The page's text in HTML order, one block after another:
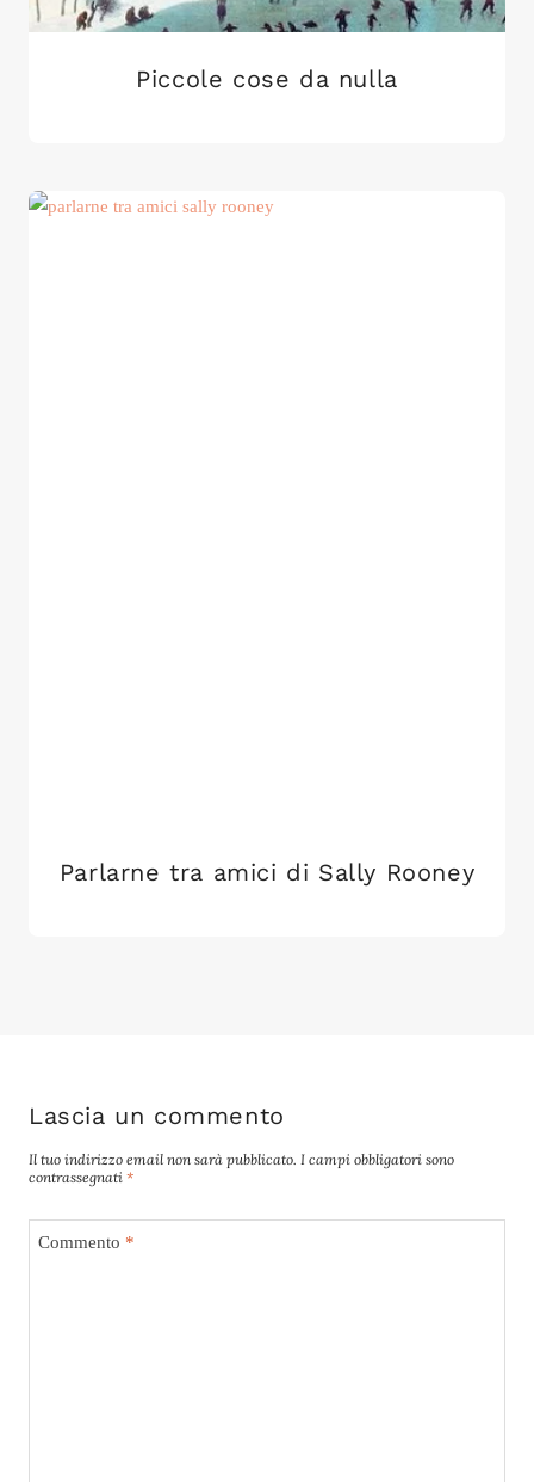
Piccole cose da nulla
Parlarne tra amici di Sally Rooney
Lascia un commento
Il tuo indirizzo email non sarà pubblicato. I campi obbligatori sono
contrassegnati *
Commento *